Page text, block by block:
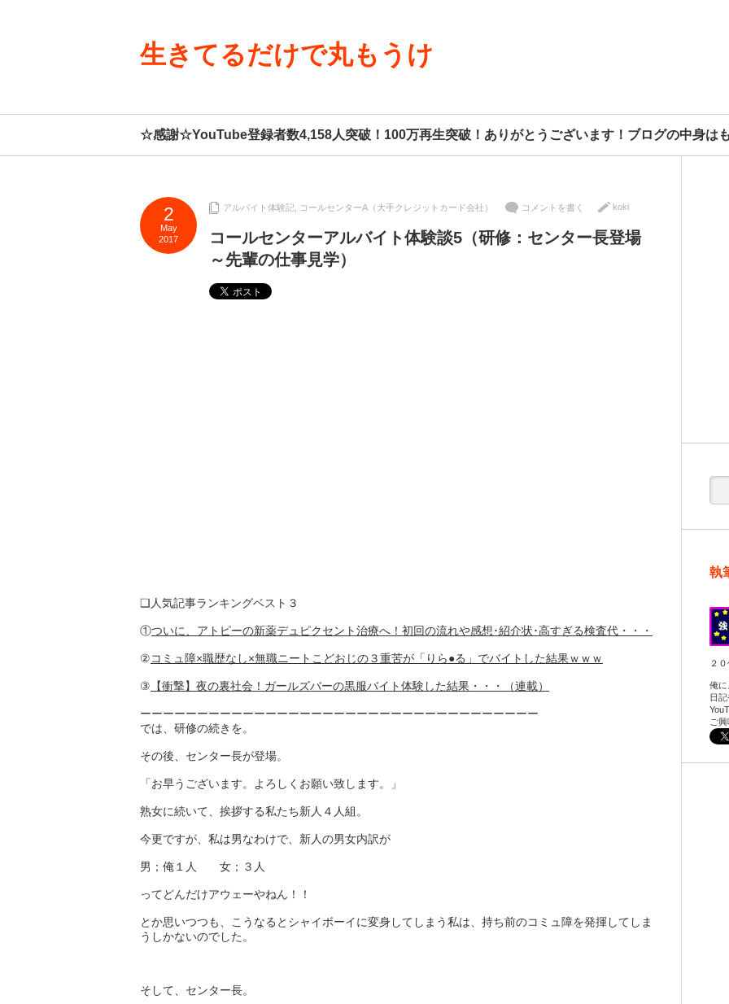
生きてるだけで丸もうけ
☆感謝☆YouTube登録者数4,158人突破！100万再生突破！ありがとうございます！ブログの中身は
2
May
2017
アルバイト体験記 コールセンターA（大手クレジットカード会社） コメントを書く koki
コールセンターアルバイト体験談5（研修：センター長登場
～先輩の仕事見学）
❑人気記事ランキングベスト３
①ついに、アトピーの新薬デュピクセント治療へ！初回の流れや感想･紹介状･高すぎる検査代・・・
②コミュ障×職歴なし×無職ニートこどおじの３重苦が「りら●る」でバイトした結果ｗｗｗ
③ 【衝撃】夜の裏社会！ガールズバーの黒服バイト体験した結果・・・（連載）
ーーーーーーーーーーーーーーーーーーーーーーーーーーーーーーーーーーー
では、研修の続きを。
その後、センター長が登場。
「お早うございます。よろしくお願い致します。」
熟女に続いて、挨拶する私たち新人４人組。
今更ですが、私は男なわけで、新人の男女内訳が
男；俺１人 女；３人
ってどんだけアウェーやねん！！
とか思いつつも、こうなるとシャイボーイに変身してしまう私は、持ち前のコミュ障を発揮してしま
うしかないのでした。
そして、センター長。
執
２
俺に
日
ご